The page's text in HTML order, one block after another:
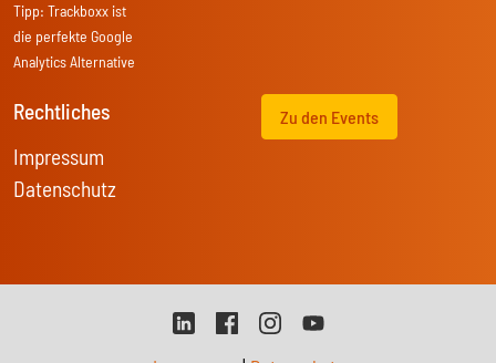
Tipp: Trackboxx ist
die perfekte Google
Analytics Alternative
Rechtliches
Impressum
Datenschutz
Zu den Events